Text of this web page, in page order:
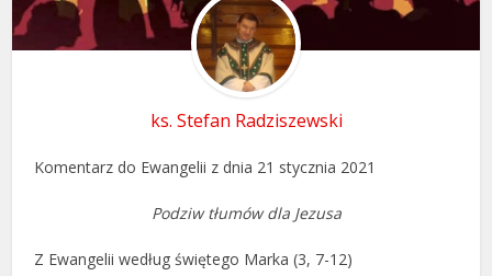
ks. Stefan Radziszewski
Komentarz do Ewangelii z dnia 21 stycznia 2021
Podziw tłumów dla Jezusa
Z Ewangelii według świętego Marka (3, 7-12)